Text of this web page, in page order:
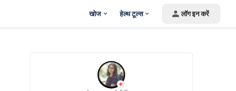
खोज हेल्थ टूल्स लॉग इन करें